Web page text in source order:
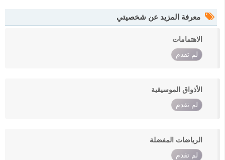
معرفة المزيد عن شخصيتي
الاهتمامات
لم تقدم
الأذواق الموسيقية
لم تقدم
الرياضات المفضلة
لم تقدم